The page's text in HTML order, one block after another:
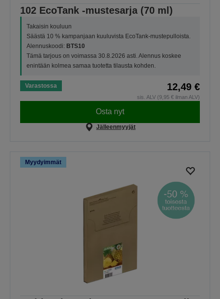
102 EcoTank -mustesarja (70 ml)
Takaisin kouluun
Säästä 10 % kampanjaan kuuluvista EcoTank-mustepulloista.
Alennuskoodi: BTS10
Tämä tarjous on voimassa 30.8.2026 asti. Alennus koskee
enintään kolmea samaa tuotetta tilausta kohden.
Varastossa 12,49 €
sis. ALV (9,95 € ilman ALV)
Osta nyt
Jälleenmyyjät
Myydyimmät